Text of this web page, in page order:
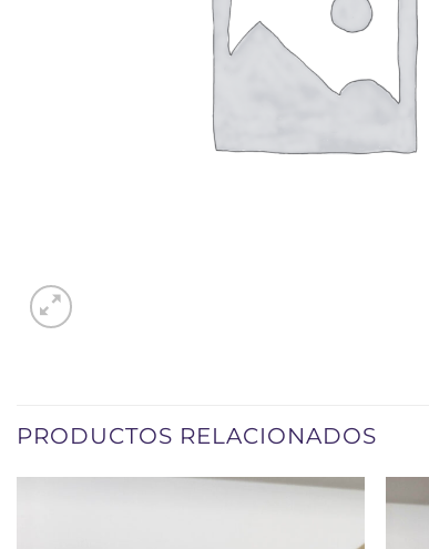
PRODUCTOS RELACIONADOS